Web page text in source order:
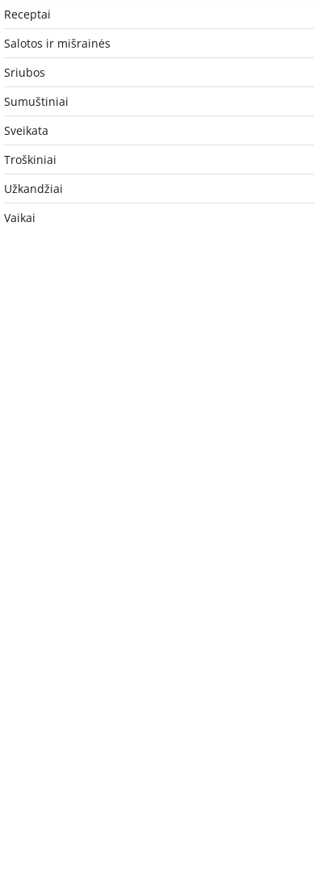
Receptai
Salotos ir mišrainės
Sriubos
Sumuštiniai
Sveikata
Troškiniai
Užkandžiai
Vaikai